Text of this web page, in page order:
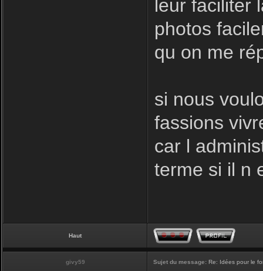
leur faciliter
photos
qu on me
si nous
fassions
car l
terme si il n
Haut
givy59 Sujet du message: Re: Idées pour le